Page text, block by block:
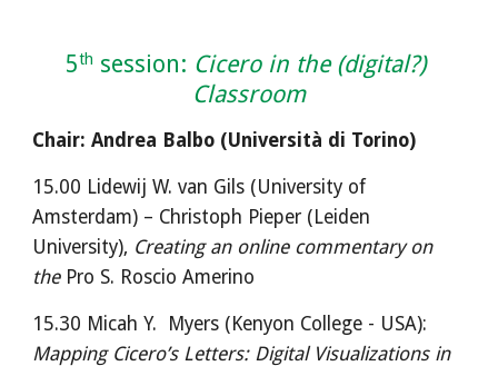
5th session: Cicero in the (digital?)
Classroom
Chair: Andrea Balbo (Università di Torino)
15.00 Lidewij W. van Gils (University of
Amsterdam) – Christoph Pieper (Leiden
University), Creating an online commentary on
the Pro S. Roscio Amerino
Mapping Cicero’s Letters: Digital Visualizations in